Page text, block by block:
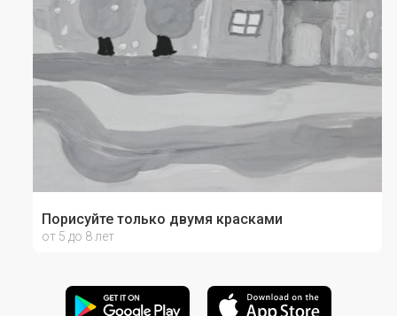
Порисуйте только двумя красками
от 5 до 8 лет